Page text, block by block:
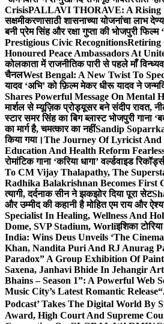
CrisisPALLAVI THORAVE: A Rising
सक्षमीकरणासाठी शासनाच्या योजनांचा लाभ
बनी प्रेम सिंह और रक्षा गुप्ता की भोजपुरी
Prestigious Civic RecognitionsRetiring
Honoured Peace Ambassadors At
कोलकाता में राजनीतिक पारी से पहले माँ
चैनलWest Bengal: A New Twist To
यादव ‘अभि’ को फ़िल्म मेकर धीरू यादव ने
Shares Powerful Message On
मार्शल से म्यूज़िक प्रोड्यूसर बने संदीप रावत,
स्टार समर सिंह का बिग ब्लास्ट भोजपुरी
का मार्ग है, चमत्कार का नहींSandip
किया गया।The Journey Of Lyricist
Education And Health Reform
रोमांटिक गाना ‘करिया धागा’ वर्ल्डवाइड
To CM Vijay Thalapathy, The
Radhika Balakrishnan Becomes First
त्यागी, दर्दनाक सीन ने झकझोर दिया पूरा सेट
और उम्मीद की कहानी है मोहित एम राय और
Specialist In Healing, Wellness And
Dome, SVP Stadium, Worliइशिका
India: Wins Deus Unveils ‘The
Khan, Nandita Puri And RJ Anurag
Paradox” A Group Exhibition Of
Saxena, Janhavi Bhide In Jehangir
Bhains – Season 1”: A Powerful
Music City’s Latest Romantic Release
Podcast’ Takes The Digital World By
Award, High Court And Supreme